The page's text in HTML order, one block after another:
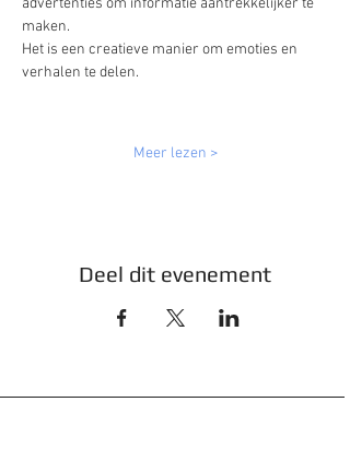
advertenties om informatie aantrekkelijker te
maken.
Het is een creatieve manier om emoties en
verhalen te delen.
Meer lezen >
Deel dit evenement